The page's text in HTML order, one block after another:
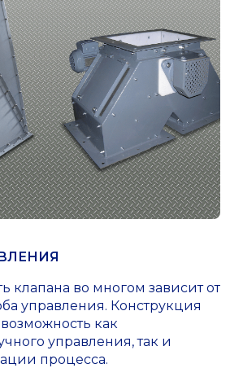
клапана во многом зависит от
управления. Конструкция
как
управления, так и
процесса.